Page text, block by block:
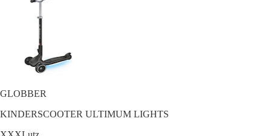
GLOBBER
KINDERSCOOTER ULTIMUM LIGHTS